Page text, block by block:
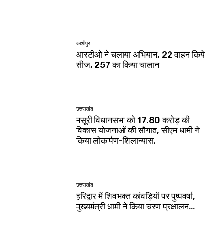
काशीपुर
आरटीओ ने चलाया अभियान, 22 वाहन किये
सीज, 257 का किया चालान
उत्तराखंड
मसूरी विधानसभा को 17.80 करोड़ की
विकास योजनाओं की सौगात, सीएम धामी ने
किया लोकार्पण-शिलान्यास.
उत्तराखंड
हरिद्वार में शिवभक्त कांवड़ियों पर पुष्पवर्षा,
मुख्यमंत्री धामी ने किया चरण प्रक्षालन…